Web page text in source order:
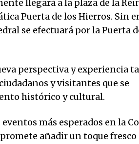
llegará a la plaza de la
Puerta de los Hierros. Sin
se efectuará por la Puerta
perspectiva y experiencia
y visitantes que se
histórico y cultural.
eventos más esperados en la
añadir un toque fresco